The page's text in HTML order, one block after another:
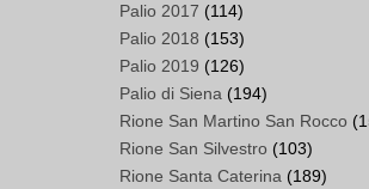
Palio 2017 (114)
Palio 2018 (153)
Palio 2019 (126)
Palio di Siena (194)
Rione San Martino San Rocco
Rione San Silvestro (103)
Rione Santa Caterina (189)